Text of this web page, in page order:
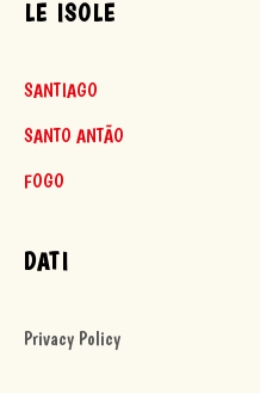
LE ISOLE
SANTIAGO
SANTO ANTÃO
FOGO
DATI
Privacy Policy